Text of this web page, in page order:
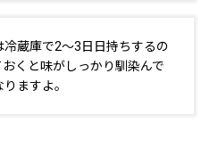
冷蔵庫で2～3日日持ちするの
くと味がしっかり馴染んで
ますよ。